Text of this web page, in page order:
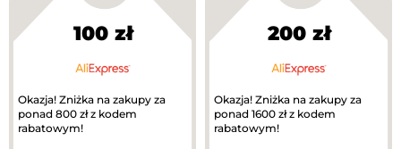
100 zł
Okazja! Zniżka na zakupy za
ponad 800 zł z kodem
rabatowym!
200 zł
Okazja! Zniżka na zakupy za
ponad 1600 zł z kodem
rabatowym!